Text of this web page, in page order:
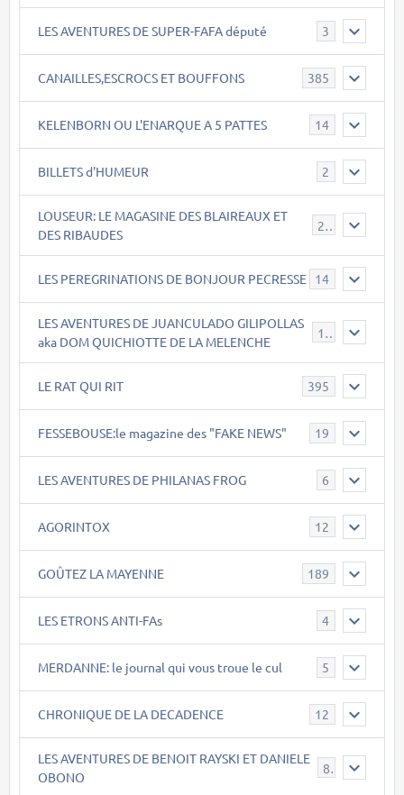
LES AVENTURES DE SUPER-FAFA député 3
CANAILLES,ESCROCS ET BOUFFONS 385
KELENBORN OU L'ENARQUE A 5 PATTES 14
BILLETS d'HUMEUR 2
LOUSEUR: LE MAGASINE DES BLAIREAUX ET
DES RIBAUDES
21
LES PEREGRINATIONS DE BONJOUR PECRESSE 14
LES AVENTURES DE JUANCULADO GILIPOLLAS
aka DOM QUICHIOTTE DE LA MELENCHE
119
LE RAT QUI RIT 395
FESSEBOUSE:le magazine des "FAKE NEWS" 19
LES AVENTURES DE PHILANAS FROG 6
AGORINTOX 12
GOÛTEZ LA MAYENNE 189
LES ETRONS ANTI-FAs 4
MERDANNE: le journal qui vous troue le cul 5
CHRONIQUE DE LA DECADENCE 12
LES AVENTURES DE BENOIT RAYSKI ET DANIELE
OBONO
8